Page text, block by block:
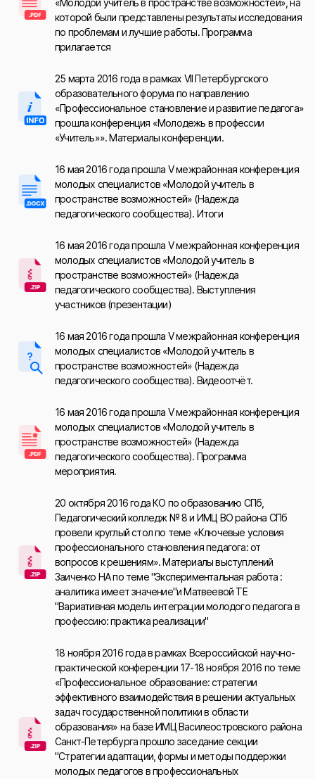
«Молодой учитель в пространстве возможностей», на
которой были представлены результаты исследования
по проблемам и лучшие работы. Программа
прилагается
25 марта 2016 года в рамках VII Петербургского
образовательного форума по направлению
«Профессиональное становление и развитие педагога»
прошла конференция «Молодежь в профессии
«Учитель»». Материалы конференции.
16 мая 2016 года прошла V межрайонная конференция
молодых специалистов «Молодой учитель в
пространстве возможностей» (Надежда
педагогического сообщества). Итоги
16 мая 2016 года прошла V межрайонная конференция
молодых специалистов «Молодой учитель в
пространстве возможностей» (Надежда
педагогического сообщества). Выступления
участников (презентации)
16 мая 2016 года прошла V межрайонная конференция
молодых специалистов «Молодой учитель в
пространстве возможностей» (Надежда
педагогического сообщества). Видеоотчёт.
16 мая 2016 года прошла V межрайонная конференция
молодых специалистов «Молодой учитель в
пространстве возможностей» (Надежда
педагогического сообщества). Программа
мероприятия.
20 октября 2016 года КО по образованию СПб,
Педагогический колледж № 8 и ИМЦ ВО района СПб
провели круглый стол по теме «Ключевые условия
профессионального становления педагога: от
вопросов к решениям». Материалы выступлений
Заиченко НА по теме "Экспериментальная работа :
аналитика имеет значение"и Матвеевой ТЕ
"Вариативная модель интеграции молодого педагога в
профессию: практика реализации"
18 ноября 2016 года в рамках Всероссийской научно-
практической конференции 17-18 ноября 2016 по теме
«Профессиональное образование: стратегии
эффективного взаимодействия в решении актуальных
задач государственной политики в области
образования» на базе ИМЦ Василеостровского района
Санкт-Петербурга прошло заседание секции
"Стратегии адаптации, формы и методы поддержки
молодых педагогов в профессиональных